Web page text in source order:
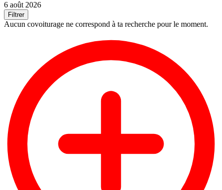
6 août 2026
Filtrer
Aucun covoiturage ne correspond à ta recherche pour le moment.